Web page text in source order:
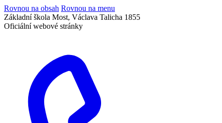
Rovnou na obsah Rovnou na menu
Základní škola Most, Václava Talicha 1855
Oficiální webové stránky